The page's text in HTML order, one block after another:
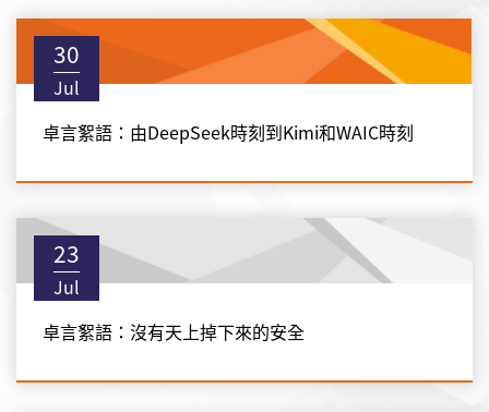
30
Jul
卓言絮語：由DeepSeek時刻到Kimi和WAIC時刻
23
Jul
卓言絮語：沒有天上掉下來的安全